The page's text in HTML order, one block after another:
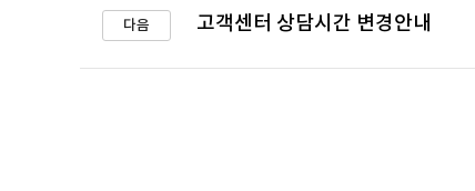
다음 고객센터 상담시간 변경안내